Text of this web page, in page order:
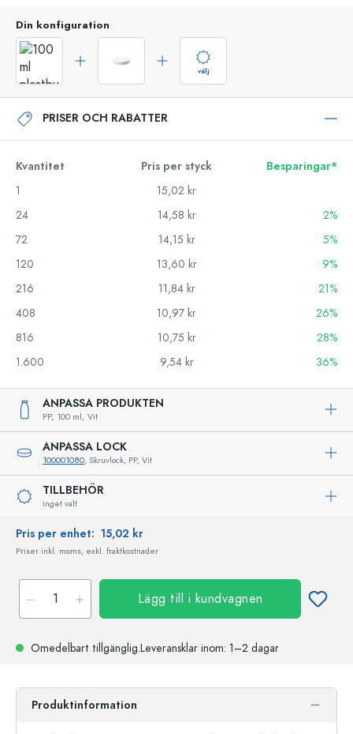
Din konfiguration
välj
PRISER OCH RABATTER
Kvantitet Pris per styck
Besparingar*
1
15,02 kr
24
14,58 kr
2%
72
14,15 kr
5%
120
13,60 kr
9%
216
11,84 kr
21%
408
10,97 kr
26%
816
10,75 kr
28%
1.600
9,54 kr 36%
ANPASSA PRODUKTEN
PP, 100 ml, Vit
ANPASSA LOCK
100001080, Skruvlock, PP, Vit
TILLBEHÖR
inget valt
Pris per enhet: 15,02 kr
Priser inkl. moms, exkl. fraktkostnader
Lägg till i kundvagnen
Omedelbart tillgänglig.Leveransklar inom: 1–2 dagar
Produktinformation